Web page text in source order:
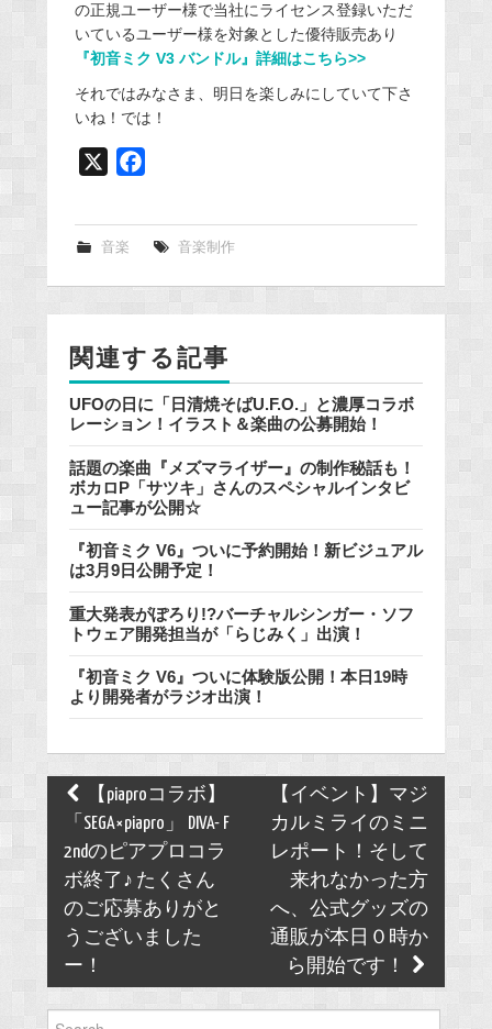
の正規ユーザー様で当社にライセンス登録いただ
いているユーザー様を対象とした優待販売あり
『初音ミク V3 バンドル』詳細はこちら>>
それではみなさま、明日を楽しみにしていて下さ
いね！では！
e
k
音楽 音楽制作
関連する記事
UFOの日に「日清焼そばU.F.O.」と濃厚コラボ
レーション！イラスト＆楽曲の公募開始！
話題の楽曲『メズマライザー』の制作秘話も！
ボカロP「サツキ」さんのスペシャルインタビ
ュー記事が公開☆
『初音ミク V6』ついに予約開始！新ビジュアル
は3月9日公開予定！
重大発表がぽろり!?バーチャルシンガー・ソフ
トウェア開発担当が「らじみく」出演！
『初音ミク V6』ついに体験版公開！本日19時
より開発者がラジオ出演！
Post
navigation
【piaproコラボ】
「SEGA×piapro」 DIVA- F
2ndのピアプロコラ
ボ終了♪ たくさん
のご応募ありがと
うございました
ー！
【イベント】マジ
カルミライのミニ
レポート！そして
来れなかった方
へ、公式グッズの
通販が本日０時か
ら開始です！